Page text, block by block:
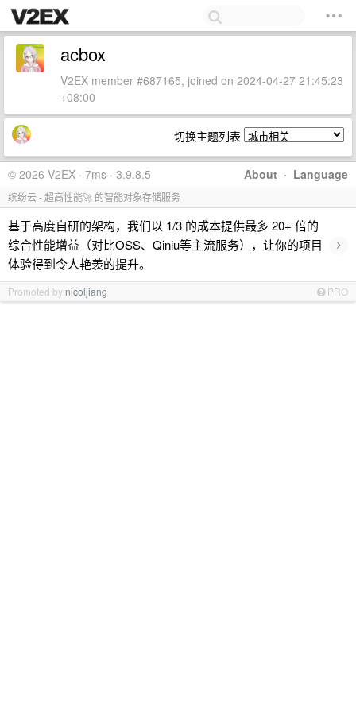
acbox
V2EX member #687165, joined on 2024-04-27 21:45:23
+08:00
切换主题列表
About · Language
© 2026 V2EX · 7ms · 3.9.8.5
缤纷云 - 超高性能🚀 的智能对象存储服务
基于高度自研的架构，我们以 1/3 的成本提供最多 20+ 倍的
综合性能增益（对比OSS、Qiniu等主流服务），让你的项目
体验得到令人艳羡的提升。
›
Promoted by nicoljiang PRO